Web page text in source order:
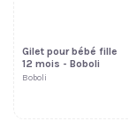
Gilet pour bébé fille
12 mois - Boboli
Boboli